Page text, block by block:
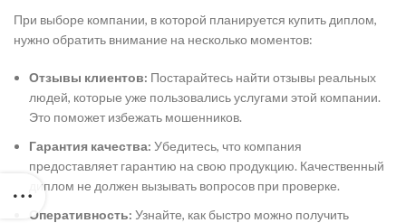
При выборе компании, в которой планируется купить диплом,
нужно обратить внимание на несколько моментов:
Отзывы клиентов: Постарайтесь найти отзывы реальных
людей, которые уже пользовались услугами этой компании.
Это поможет избежать мошенников.
Гарантия качества: Убедитесь, что компания
предоставляет гарантию на свою продукцию. Качественный
диплом не должен вызывать вопросов при проверке.
Оперативность: Узнайте, как быстро можно получить